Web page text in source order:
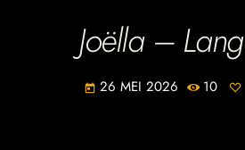
Joëlla –
today 26 MEI 2026 10